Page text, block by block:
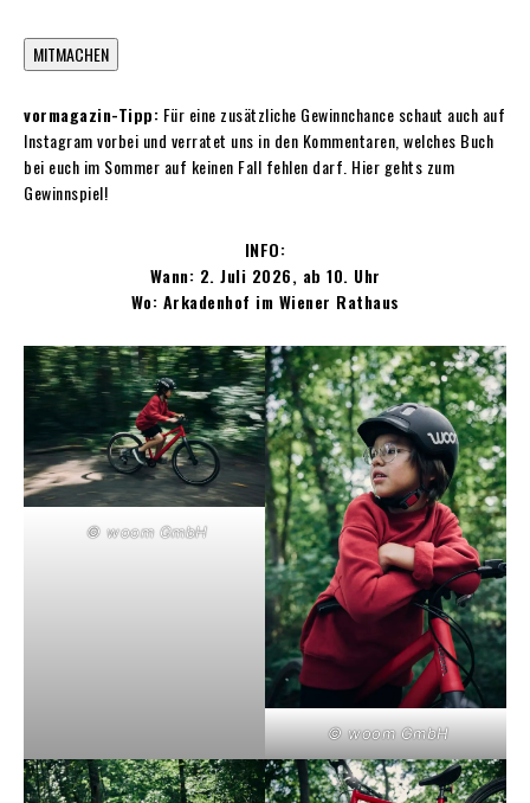
Der Rechtsweg ist ausgeschlossen.
Nutzung der gewonnenen Preise entstehen. Vorbehaltlich Irrtümer bzw. Satz- und Druckfehler.
MITMACHEN
vormagazin-Tipp: Für eine zusätzliche Gewinnchance schaut auch auf
Instagram vorbei und verratet uns in den Kommentaren, welches Buch
bei euch im Sommer auf keinen Fall fehlen darf. Hier gehts zum
Gewinnspiel!
INFO:
Wann: 2. Juli 2026, ab 10. Uhr
Wo: Arkadenhof im Wiener Rathaus
© woom GmbH
© woom GmbH